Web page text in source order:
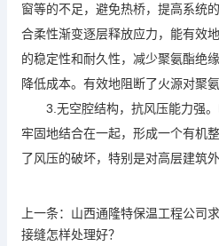
窗等的不足，避免热桥，提高系统
合柔性渐变逐层释放应力，能有效
的稳定性和耐久性，减少聚氨酯绝
降低成本。有效地阻断了火源对聚
3.无空腔结构，抗风压能力强。
牢固地结合在一起，形成一个有机
了风压的破坏，特别是对高层建筑
上一条： 山西通隆特保温工程公司
接缝怎样处理好？